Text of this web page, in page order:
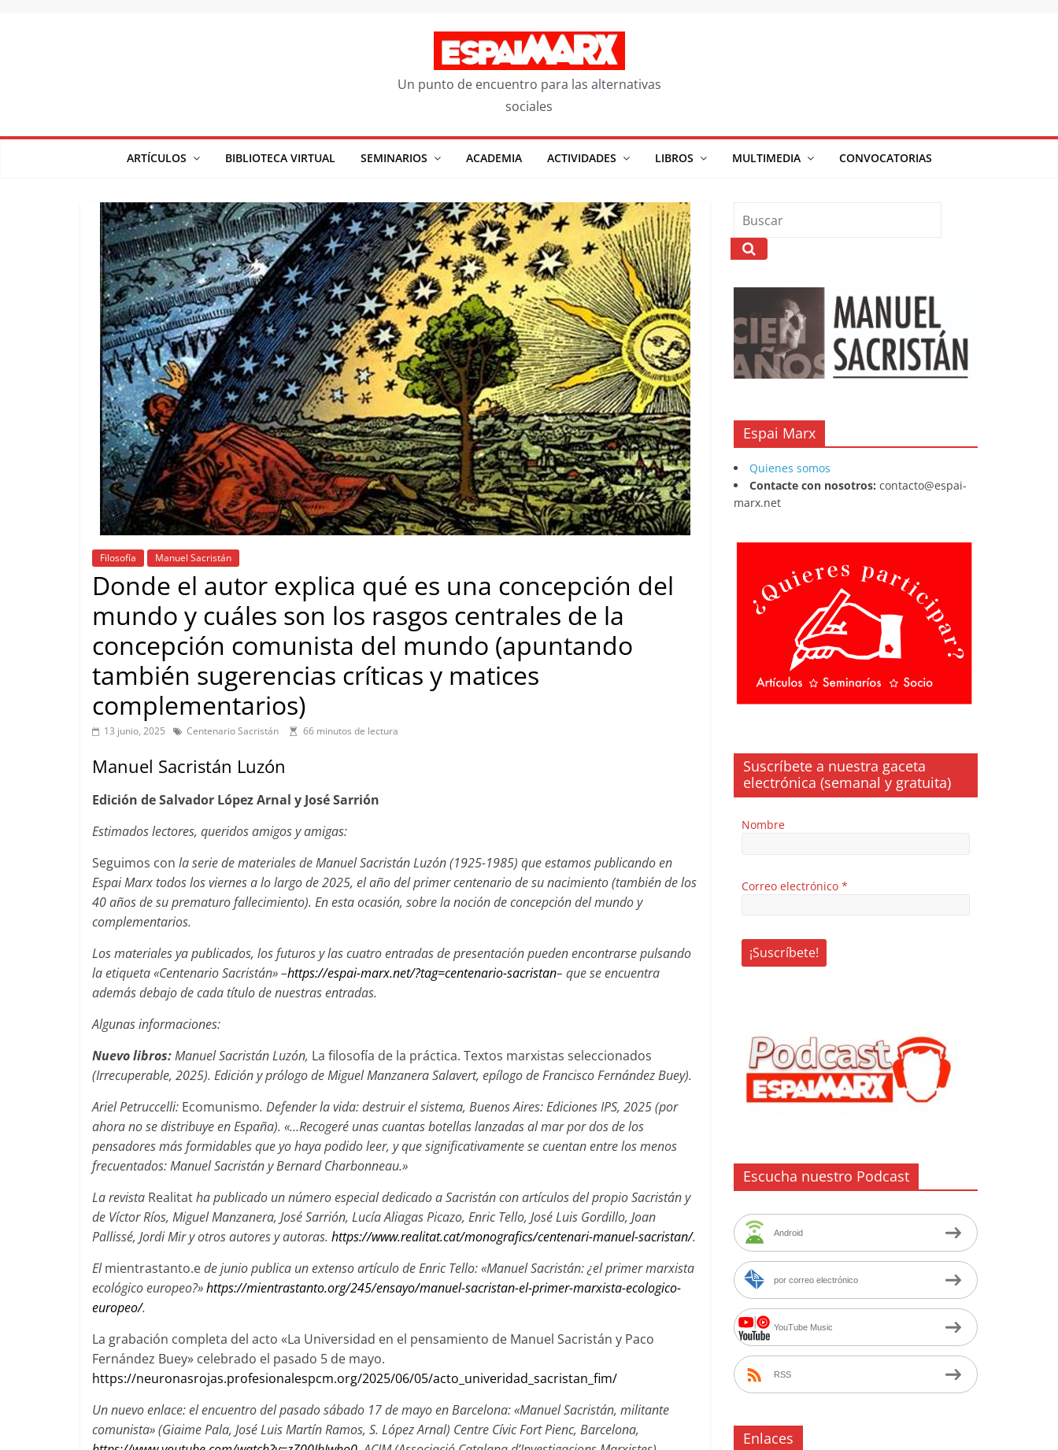
Un punto de encuentro para las alternativas
sociales
ARTÍCULOS BIBLIOTECA VIRTUAL SEMINARIOS ACADEMIA ACTIVIDADES LIBROS MULTIMEDIA CONVOCATORIAS
Filosofía Manuel Sacristán
Donde el autor explica qué es una concepción del
mundo y cuáles son los rasgos centrales de la
concepción comunista del mundo (apuntando
también sugerencias críticas y matices
complementarios)
13 junio, 2025 Centenario Sacristán 66 minutos de lectura
Manuel Sacristán Luzón
Edición de Salvador López Arnal y José Sarrión
Estimados lectores, queridos amigos y amigas:
Seguimos con la serie de materiales de Manuel Sacristán Luzón (1925-1985) que estamos publicando en
Espai Marx todos los viernes a lo largo de 2025, el año del primer centenario de su nacimiento (también de los
40 años de su prematuro fallecimiento). En esta ocasión, sobre la noción de concepción del mundo y
complementarios.
Los materiales ya publicados, los futuros y las cuatro entradas de presentación pueden encontrarse pulsando
la etiqueta «Centenario Sacristán» –https://espai-marx.net/?tag=centenario-sacristan– que se encuentra
además debajo de cada título de nuestras entradas.
Algunas informaciones:
Nuevo libros:Manuel Sacristán Luzón, La filosofía de la práctica. Textos marxistas seleccionados
(Irrecuperable, 2025). Edición y prólogo de Miguel Manzanera Salavert, epílogo de Francisco Fernández Buey).
Ariel Petruccelli: Ecomunismo. Defender la vida: destruir el sistema, Buenos Aires: Ediciones IPS, 2025(por
ahorano se distribuye en España). «…Recogeré unas cuantas botellas lanzadas al mar por dos de los
pensadores más formidables que yo haya podido leer, y que significativamente se cuentan entre los menos
frecuentados: ManuelSacristán y Bernard Charbonneau.»
La revista Realitatha publicado un número especial dedicado a Sacristán con artículos del propio Sacristán y
de Víctor Ríos, Miguel Manzanera, José Sarrión, Lucía Aliagas Picazo, Enric Tello, José Luis Gordillo, Joan
Pallissé, Jordi Mir y otros autores y autoras. https://www.realitat.cat/monografics/centenari-manuel-sacristan/.
Elmientrastanto.ede junio publica un extenso artículo de Enric Tello: «Manuel Sacristán: ¿el primer marxista
ecológico europeo?»https://mientrastanto.org/245/ensayo/manuel-sacristan-el-primer-marxista-ecologico-
europeo/.
La grabación completa del acto «La Universidad en el pensamiento de Manuel Sacristán y Paco
Fernández Buey» celebrado el pasado 5 de mayo.
https://neuronasrojas.profesionalespcm.org/2025/06/05/acto_univeridad_sacristan_fim/
Unnuevoenlace: el encuentro del pasado sábado 17 de mayo en Barcelona: «Manuel Sacristán, militante
comunista» (Giaime Pala, José Luis Martín Ramos, S. López Arnal) Centre Cívic Fort Pienc, Barcelona,
Espai Marx
Quienes somos
Contacte con nosotros: contacto@espai-
marx.net
Suscríbete a nuestra gaceta
electrónica (semanal y gratuita)
Nombre
Correo electrónico *
Escucha nuestro Podcast
Android
por correo electrónico
YouTube Music
RSS
Enlaces